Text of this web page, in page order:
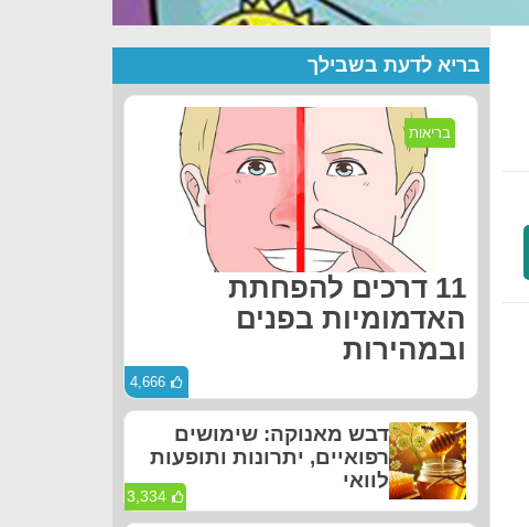
בריא לדעת בשבילך
בריאות
11 דרכים להפחתת
האדמומיות בפנים
ובמהירות
4,666
דבש מאנוקה: שימושים
רפואיים, יתרונות ותופעות
לוואי
3,334